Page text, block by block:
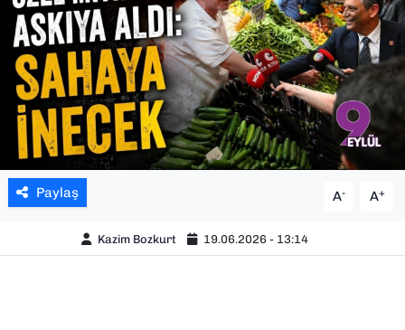
Paylaş A- A+
Kazim Bozkurt 19.06.2026 - 13:14